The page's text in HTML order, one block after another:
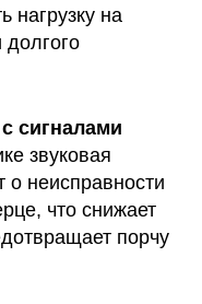
нагрузку на
звуковая
о неисправности
что снижает
порчу